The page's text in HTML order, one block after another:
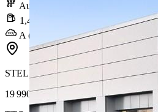
Automatique
1,4 l/100km
A (31 g/km)
STELLANTIS &YOU LYON VAISE
19 990 €